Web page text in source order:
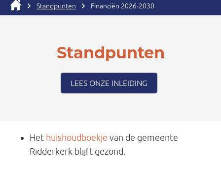
Standpunten Financiën 2026-2030
Standpunten
LEES ONZE INLEIDING
Het huishoudboekje van de gemeente
Ridderkerk blijft gezond.